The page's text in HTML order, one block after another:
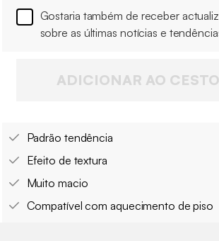
Gostaria também de receber
sobre as últimas notícias e
ADICIONAR AO CESTO
Padrão tendência
Efeito de textura
Muito macio
Compatível com aquecimento de piso